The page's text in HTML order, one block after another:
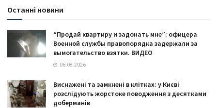
Останні новини
“Продай квартиру и задонать мне”: офицера
Военной службы правопорядка задержали за
вымогательство взятки. ВИДЕО
06.08.2026
Виснажені та замкнені в клітках: у Києві
розслідують жорстоке поводження з десятками
доберманів